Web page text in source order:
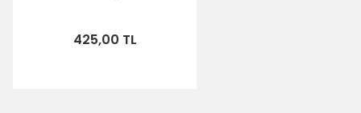
425,00 TL